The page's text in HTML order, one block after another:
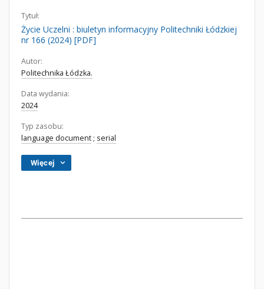
Tytuł:
Życie Uczelni : biuletyn informacyjny Politechniki Łódzkiej
nr 166 (2024) [PDF]
Autor:
Politechnika Łódzka.
Data wydania:
2024
Typ zasobu:
language document ; serial
Więcej